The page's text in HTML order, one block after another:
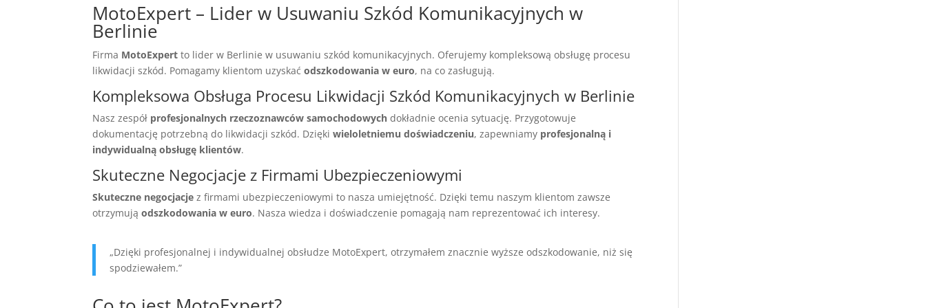
MotoExpert – Lider w Usuwaniu Szkód Komunikacyjnych w
Berlinie
Firma MotoExpert to lider w Berlinie w usuwaniu szkód komunikacyjnych. Oferujemy kompleksową obsługę procesu
likwidacji szkód. Pomagamy klientom uzyskaćodszkodowania w euro, na co zasługują.
Kompleksowa Obsługa Procesu Likwidacji Szkód Komunikacyjnych w Berlinie
Nasz zespół profesjonalnych rzeczoznawców samochodowych dokładnie ocenia sytuację. Przygotowuje
dokumentację potrzebną do likwidacji szkód. Dziękiwieloletniemu doświadczeniu, zapewniamy profesjonalną i
indywidualną obsługę klientów.
Skuteczne Negocjacje z Firmami Ubezpieczeniowymi
Skuteczne negocjacje z firmami ubezpieczeniowymi to nasza umiejętność. Dzięki temu naszym klientom zawsze
otrzymująodszkodowania w euro. Nasza wiedza i doświadczenie pomagają nam reprezentować ich interesy.
„Dzięki profesjonalnej i indywidualnej obsłudze MotoExpert, otrzymałem znacznie wyższe odszkodowanie, niż się
spodziewałem.”